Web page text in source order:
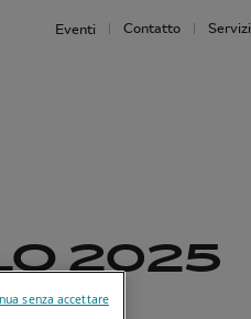
Eventi Contatto Servizi
2025
senza accettare